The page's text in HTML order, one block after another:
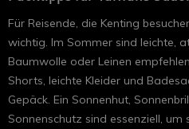
Für Reisende, die Kenting
wichtig. Im Sommer sind leichte,
Baumwolle oder Leinen
Shorts, leichte Kleider und
Gepäck. Ein Sonnenhut,
Sonnenschutz sind essenziell, um